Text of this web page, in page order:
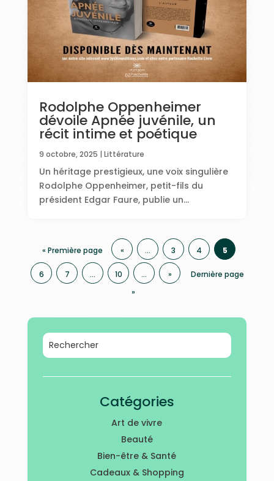
Rodolphe Oppenheimer
dévoile Apnée juvénile, un
récit intime et poétique
9 octobre, 2025 | Littérature
Un héritage prestigieux, une voix singulière
Rodolphe Oppenheimer, petit-fils du
président Edgar Faure, publie un...
« Première page « … 3 4 5
6 7 … 10 … »
Dernière page
»
Catégories
Art de vivre
Beauté
Bien-être & Santé
Cadeaux & Shopping